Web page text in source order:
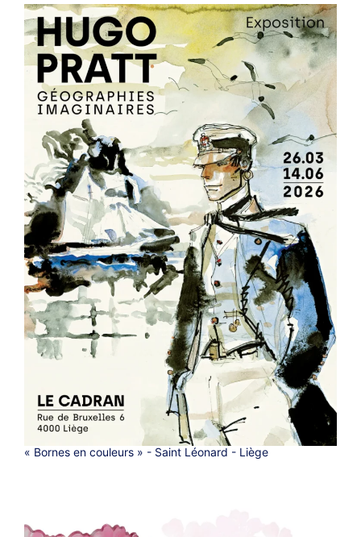
« Bornes en couleurs » - Saint Léonard - Liège